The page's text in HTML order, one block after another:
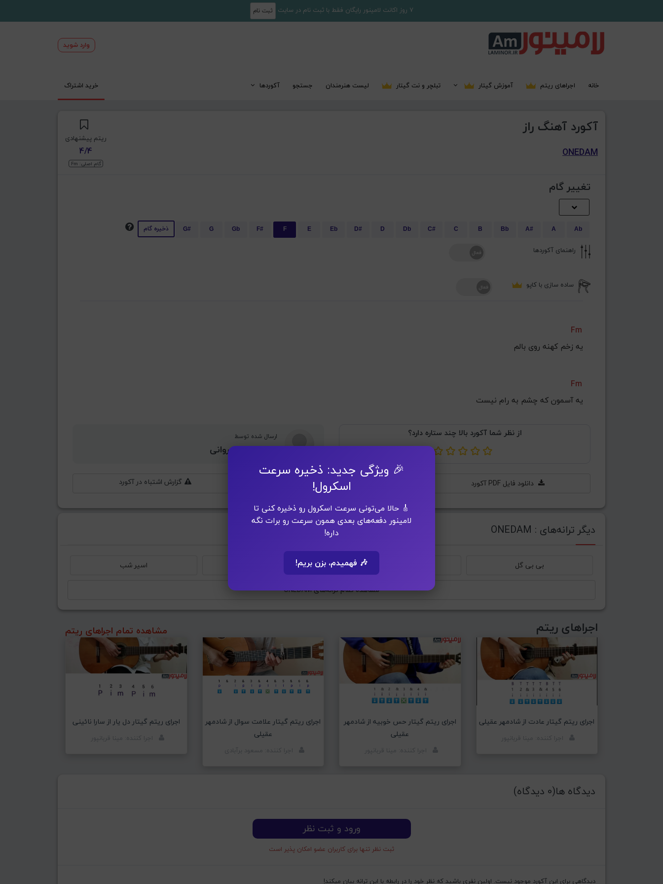
7 روز اکانت لامینور رایگان فقط با ثبت نام در سایت ثبت نام
وارد شوید
خانه اجراهای ریتم آموزش گیتار تبلچر و نت گیتار لیست هنرمندان جستجو آکوردها خرید اشتراک
آکورد آهنگ راز
ONEDAM
ریتم پیشنهادی
4/4
گام اصلی: Fm
تغییر گام
🎉 ویژگی جدید: ذخیره سرعت
اسکرول!
🎸 حالا می‌تونی سرعت اسکرول رو ذخیره کنی تا
لامینور دفعه‌های بعدی همون سرعت رو برات نگه
داره!
🎶 فهمیدم، بزن بریم!
Ab
A
A#
Bb
B
C
C#
Db
D
D#
Eb
E
F
F#
Gb
G
G# ذخیره گام
راهنمای آکوردها
ساده سازی با کاپو
Fm
ﻳﻪ زﺧﻢ ﻛﻬﻨﻪ روی ﺑﺎﻟﻢ
Fm
ﻳﻪ آﺳﻤﻮن ﻛﻪ ﭼﺸﻢ ﺑﻪ رام ﻧﻴﺴﺖ
از نظر شما آکورد بالا چند ستاره دارد؟ ارسال شده توسط
متین پورخسروانی
افزودن به پلی لیست گزارش اشتباه در آکورد
دیگر ترانه‌های : ONEDAM
بی بی گل
اسیر شب
مشاهده تمام ترانه‌های ONEDAM
اجراهای ریتم مشاهده تمام اجراهای ریتم
اجرای ریتم گیتار عادت از شادمهر عقیلی
اجرای ریتم گیتار حس خوبیه از شادمهر
عقیلی
اجرای ریتم گیتار علامت سوال از شادمهر
عقیلی
اجرای ریتم گیتار دل یار از سارا نائینی
دیدگاه ها(0 دیدگاه)
ورود و ثبت نظر
ثبت نظر تنها برای کاربران عضو امکان پذیر است
دیدگاهی برای این آکورد موجود نیست. اولین نفری باشید که نظر خود را در رابطه با این ترانه بیان میکند!